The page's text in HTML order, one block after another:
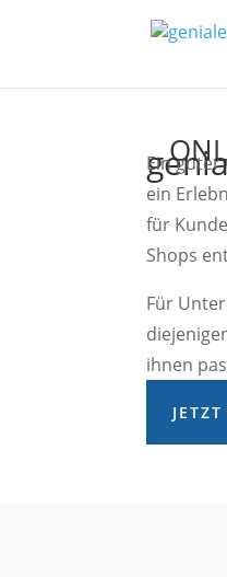
Ein guter
ein
für
Shops
Für
ihnen